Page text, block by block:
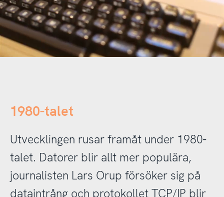
1980-talet
Utvecklingen rusar framåt under 1980-
talet. Datorer blir allt mer populära,
journalisten Lars Orup försöker sig på
dataintrång och protokollet TCP/IP blir